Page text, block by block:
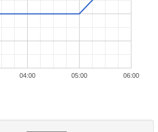
04:00 05:00 06:00